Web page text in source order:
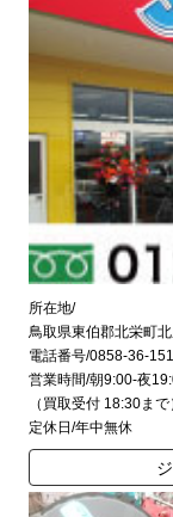
所在地/
鳥取県東伯郡北栄町
電話番号/0858-36-
営業時間/朝9:00-夜
（買取受付 18:30まで
定休日/年中無休